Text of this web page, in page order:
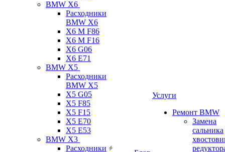
BMW X6
Расходники
BMW X6
X6 M F86
X6 M F16
X6 G06
X6 E71
BMW X5
Расходники
BMW X5
X5 G05
X5 F85
X5 F15
X5 E70
X5 E53
BMW X3
Расходники
Услуги
Ремонт BMW
Замена
сальника